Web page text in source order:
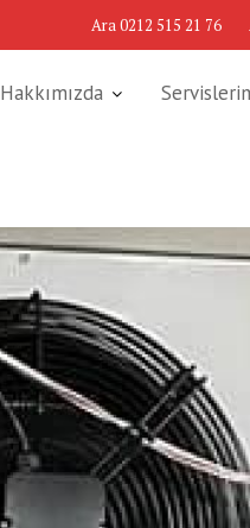
Ara 0212 515 21 76
Hakkımızda